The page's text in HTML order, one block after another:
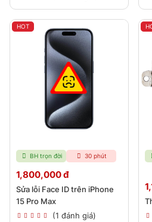
HOT
BH trọn đời 30 phút
1,800,000 đ
Sửa lỗi Face ID trên iPhone
15 Pro Max
(1 đánh giá)